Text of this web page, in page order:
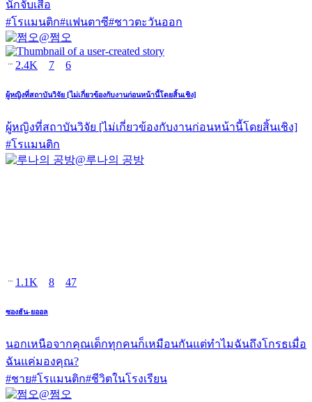
นักจับเสือ
#โรแมนติก#แฟนตาซี#ชาวตะวันออก
@쩜오
2.4K 7 6
ผู้หญิงที่สถาบันวิจัย [ไม่เกี่ยวข้องกับงานก่อนหน้านี้โดยสิ้นเชิง]
ผู้หญิงที่สถาบันวิจัย [ไม่เกี่ยวข้องกับงานก่อนหน้านี้โดยสิ้นเชิง]
#โรแมนติก
@루나의 공방
1.1K 8 47
ซองฮัน-ยออล
นอกเหนือจากคุณเด็กทุกคนก็เหมือนกันแต่ทำไมฉันถึงโกรธเมื่อ
ฉันแค่มองคุณ?
#ชาย#โรแมนติก#ชีวิตในโรงเรียน
@쩜오